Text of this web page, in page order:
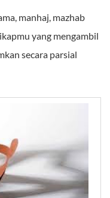
manhaj, mazhab
yang mengambil
secara parsial